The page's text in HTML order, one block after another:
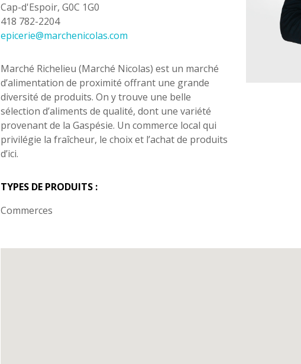
Cap-d'Espoir, G0C 1G0
418 782-2204
epicerie@marchenicolas.com
Marché Richelieu (Marché Nicolas) est un marché
d’alimentation de proximité offrant une grande
diversité de produits. On y trouve une belle
sélection d’aliments de qualité, dont une variété
provenant de la Gaspésie. Un commerce local qui
privilégie la fraîcheur, le choix et l’achat de produits
d’ici.
TYPES DE PRODUITS :
Commerces